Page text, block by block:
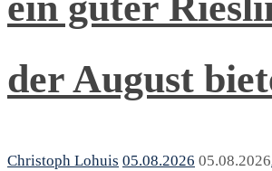
der August
Christoph Lohuis 05.08.2026 05.08.2026